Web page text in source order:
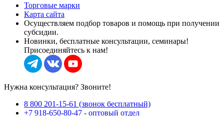
Торговые марки
Карта сайта
Осуществляем подбор товаров и помощь при получении
субсидии.
Новинки, бесплатные консультации, семинары!
Присоединяйтесь к нам!
Нужна консультация? Звоните!
8 800 201-15-61 (звонок бесплатный)
+7 918-650-80-47 - оптовый отдел